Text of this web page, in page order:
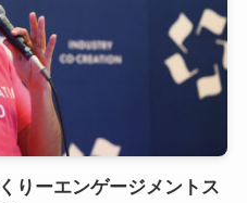
りーエンゲージメントス